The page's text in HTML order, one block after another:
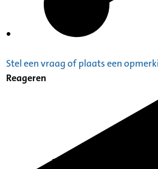
1940-1945
Stel een vraag of plaats een
Reageren